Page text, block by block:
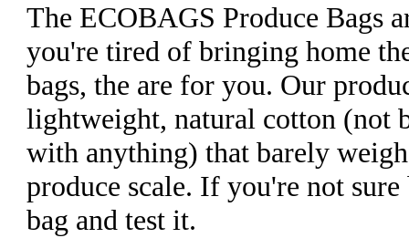
The ECOBAGS Produce Bags
you're tired of bringing home
bags, the are for you. Our
lightweight, natural cotton (not
with anything) that barely
produce scale. If you're not
bag and test it.